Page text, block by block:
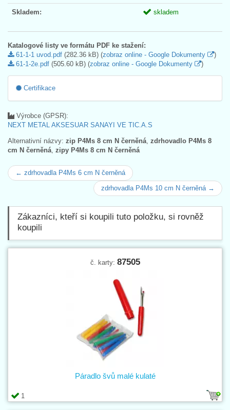
Skladem: skladem
Katalogové listy ve formátu PDF ke stažení:
61-1-1 uvod.pdf (282.36 kB) (zobraz online - Google Dokumenty
)
61-1-2e.pdf (505.60 kB) (zobraz online - Google Dokumenty )
Certifikace
Výrobce (GPSR):
NEXT METAL AKSESUAR SANAYI VE TIC.A.S
Alternativní názvy: zip P4Ms 8 cm N černěná zdrhovadlo P4Ms 8
cm N černěná zipy P4Ms 8 cm N černěná
← zdrhovadla P4Ms 6 cm N černěná
zdrhovadla P4Ms 10 cm N černěná →
Zákazníci, kteří si koupili tuto položku, si rovněž
koupili
č. karty: 87505
1
Páradlo švů malé kulaté